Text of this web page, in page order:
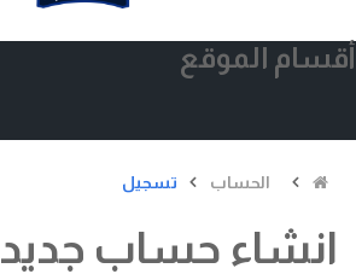
أقسام الموقع
الحساب تسجيل
انشاء حساب جديد